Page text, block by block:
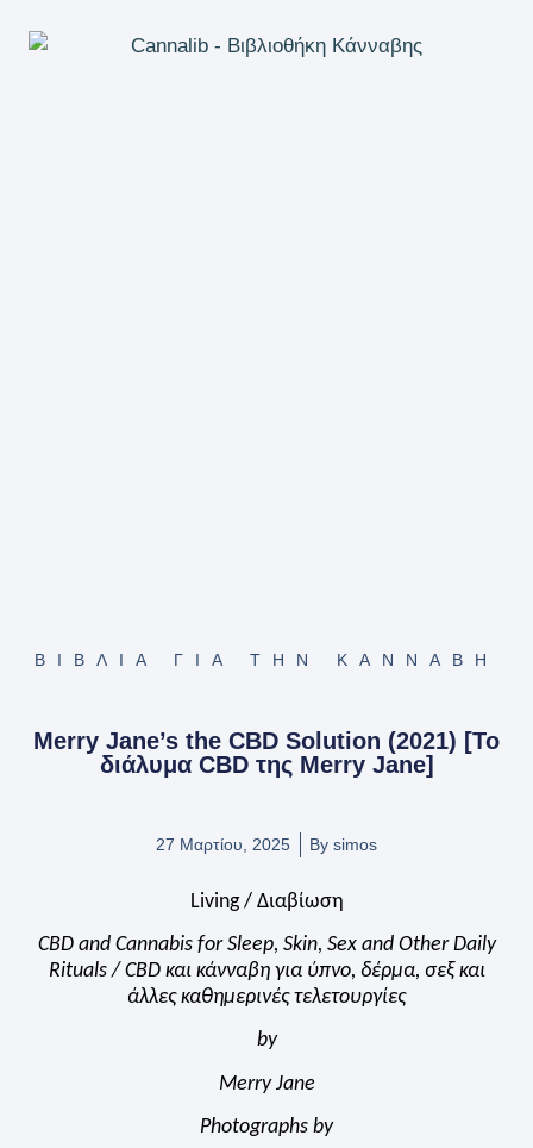
ΒΙΒΛΊΑ ΓΙΑ ΤΗΝ ΚΆΝΝΑΒΗ
Merry Jane’s the CBD Solution (2021) [Το
διάλυμα CBD της Merry Jane]
27 Μαρτίου, 2025 By simos
Living / Διαβίωση
CBD and Cannabis for Sleep, Skin, Sex and Other Daily
Rituals / CBD και κάνναβη για ύπνο, δέρμα, σεξ και
άλλες καθημερινές τελετουργίες
by
Merry Jane
Photographs by